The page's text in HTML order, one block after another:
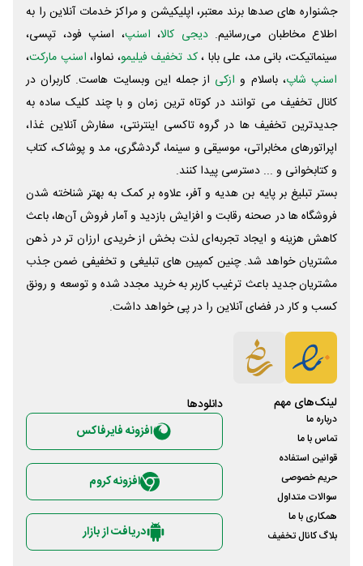
جشنواره های صدها برند معتبر، اپلیکیشن و مراکز خدمات آنلاین را به
اطلاع مخاطبان می‌رسانیم. دیجی کالا، اسنپ، اسنپ فود، تپسی،
سینماتیکت، بانی مد، علی‌ بابا ،کد تخفیف فیلیمو، نماوا، اسنپ مارکت،
اسنپ شاپ، باسلام و ازکی از جمله این وبسایت ‌هاست. کاربران در
کانال تخفیف می توانند در کوتاه ترین زمان و با چند کلیک ساده به
جدیدترین تخفیف ها در گروه تاکسی اینترنتی، سفارش آنلاین غذا،
اپراتورهای مخابراتی، موسیقی و سینما، گردشگری، مد و پوشاک، کتاب
و کتابخوانی و ... دسترسی پیدا کنند.
بستر تبلیغ بر پایه بن هدیه و آفر، علاوه بر کمک به بهتر شناخته شدن
فروشگاه ها در صحنه رقابت و افزایش بازدید و آمار فروش آن‌ها، باعث
کاهش هزینه و ایجاد تجربه‌ای لذت بخش از خریدی ارزان تر در ذهن
مشتریان خواهد شد. چنین کمپین های تبلیغی و تخفیفی ضمن جذب
مشتریان جدید باعث ترغیب کاربر به خرید مجدد شده و توسعه و رونق
کسب و کار در فضای آنلاین را در پی خواهد داشت.
لینک‌های مهم
درباره ما
تماس با ما
قوانین استفاده
حریم خصوصی
سوالات متداول
همکاری با ما
بلاگ کانال تخفیف
دانلود‌ها
افزونه فایرفاکس
افزونه کروم
دریافت از بازار